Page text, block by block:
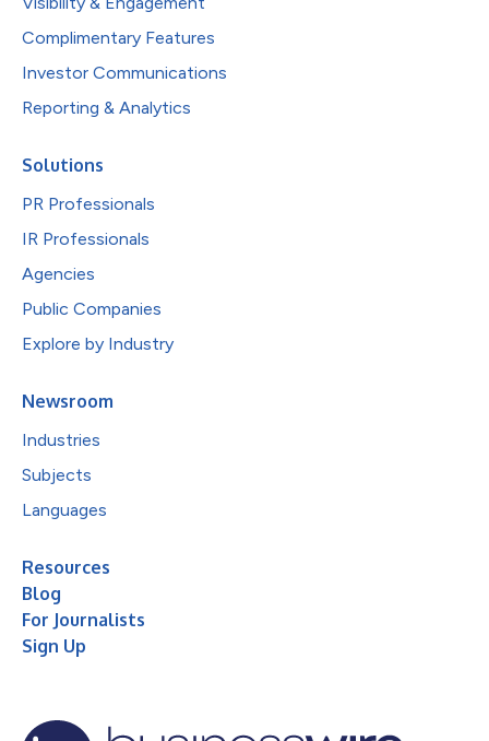
Complimentary Features
Investor Communications
Reporting & Analytics
Solutions
PR Professionals
IR Professionals
Agencies
Public Companies
Explore by Industry
Newsroom
Industries
Subjects
Languages
Resources
Blog
For Journalists
Sign Up